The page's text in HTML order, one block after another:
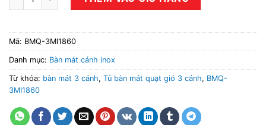
Mã: BMQ-3MI1860
Danh mục: Bàn mát cánh inox
Từ khóa: bàn mát 3 cánh, Tủ bàn mát quạt gió 3 cánh, BMQ-
3MI1860